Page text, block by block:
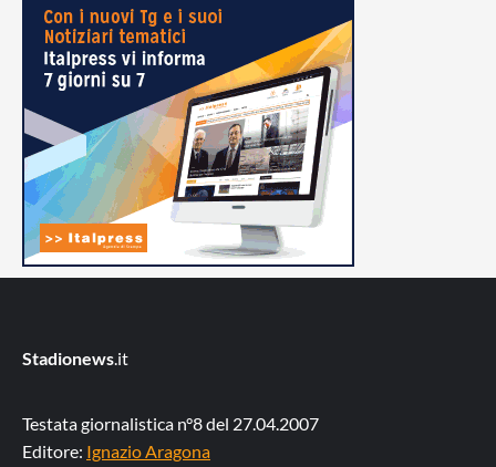
Stadionews.it
Testata giornalistica n°8 del 27.04.2007
Editore: Ignazio Aragona